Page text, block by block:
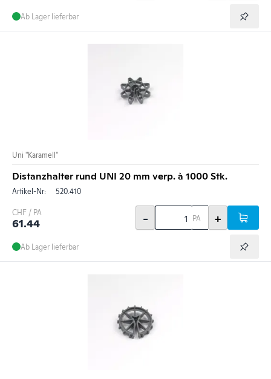
Ab Lager lieferbar
Uni "Karamell"
Distanzhalter rund UNI 20 mm verp. à 1000 Stk.
Artikel-Nr: 520.410
CHF / PA
61.44 - PA +
Ab Lager lieferbar